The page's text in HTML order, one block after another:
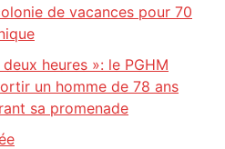
de vacances pour 70
heures »: le PGHM
un homme de 78 ans
sa promenade